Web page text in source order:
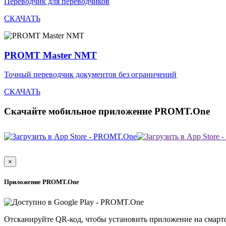
СКАЧАТЬ
PROMT Master NMT
Точный переводчик документов без ограничений
СКАЧАТЬ
Скачайте мобильное приложение PROMT.One
×
Приложение PROMT.One
Отсканируйте QR-код, чтобы установить приложение на